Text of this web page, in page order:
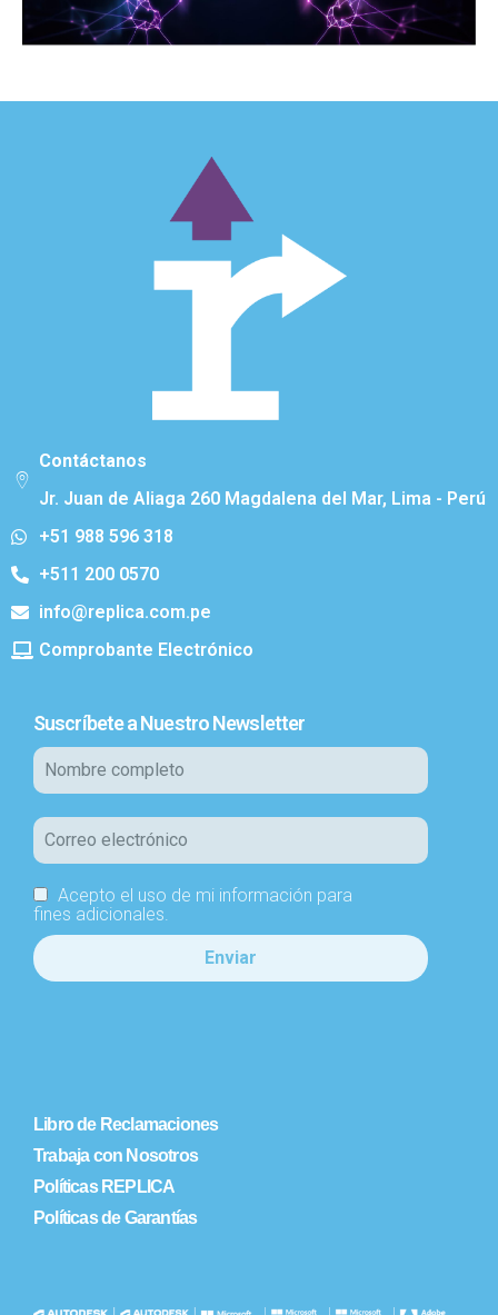
Contáctanos
Jr. Juan de Aliaga 260 Magdalena del Mar, Lima - Perú
+51 988 596 318
+511 200 0570
info@replica.com.pe
Comprobante Electrónico
Suscríbete a Nuestro Newsletter
Acepto el uso de mi información para
fines adicionales.
Libro de Reclamaciones
Trabaja con Nosotros
Políticas REPLICA
Políticas de Garantías